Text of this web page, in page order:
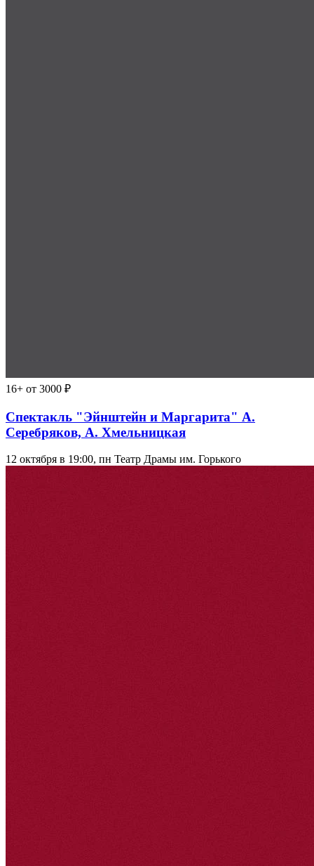
16+ от 3000 ₽
Спектакль "Эйнштейн и Маргарита" А.
Серебряков, А. Хмельницкая
12 октября в 19:00, пн Театр Драмы им. Горького